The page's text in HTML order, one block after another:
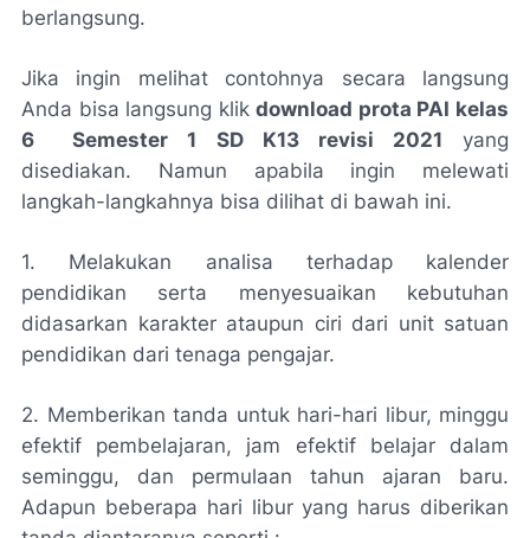
berlangsung.
Jika ingin melihat contohnya secara langsung
Anda bisa langsung klikdownload prota PAI kelas
6 Semester 1 SD K13 revisi 2021 yang
disediakan. Namun apabila ingin melewati
langkah-langkahnya bisa dilihat di bawah ini.
1. Melakukan analisa terhadap kalender
pendidikan serta menyesuaikan kebutuhan
didasarkan karakter ataupun ciri dari unit satuan
pendidikan dari tenaga pengajar.
2. Memberikan tanda untuk hari-hari libur, minggu
efektif pembelajaran, jam efektif belajar dalam
seminggu, dan permulaan tahun ajaran baru.
Adapun beberapa hari libur yang harus diberikan